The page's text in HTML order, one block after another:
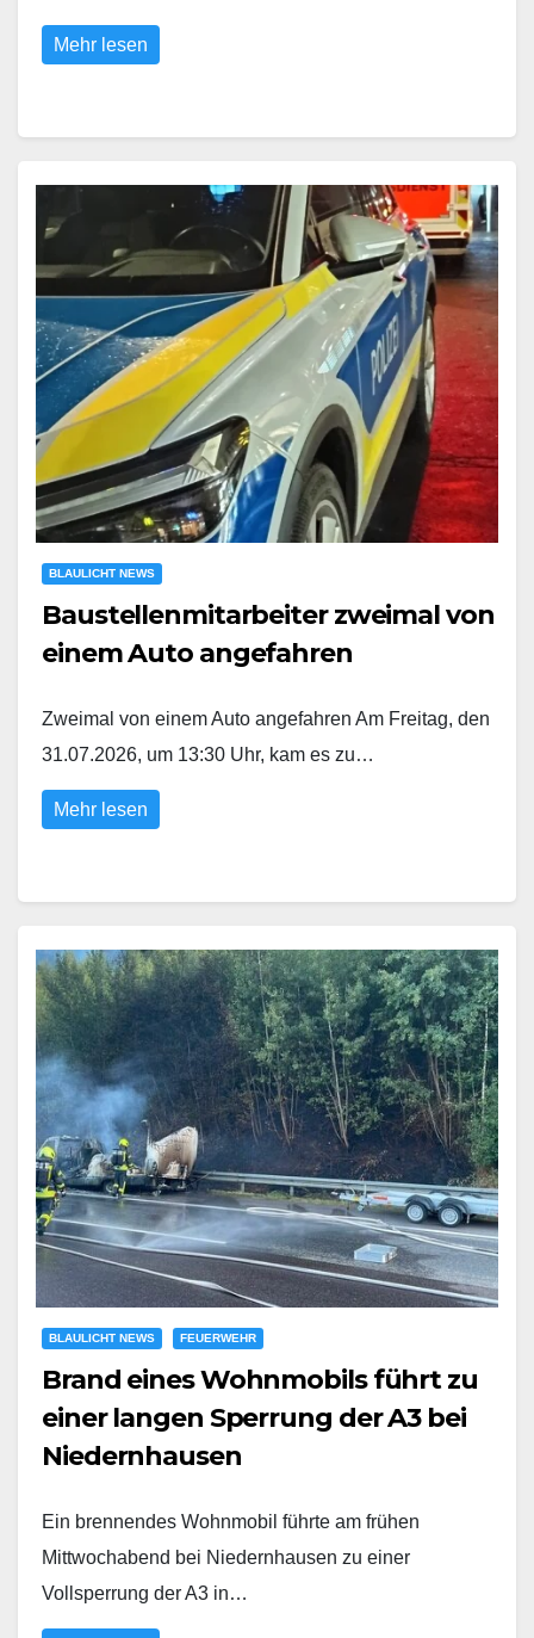
Mehr lesen
BLAULICHT NEWS
Baustellenmitarbeiter zweimal von
einem Auto angefahren
Zweimal von einem Auto angefahren Am Freitag, den
31.07.2026, um 13:30 Uhr, kam es zu…
Mehr lesen
BLAULICHT NEWS FEUERWEHR
Brand eines Wohnmobils führt zu
einer langen Sperrung der A3 bei
Niedernhausen
Ein brennendes Wohnmobil führte am frühen
Mittwochabend bei Niedernhausen zu einer
Vollsperrung der A3 in…